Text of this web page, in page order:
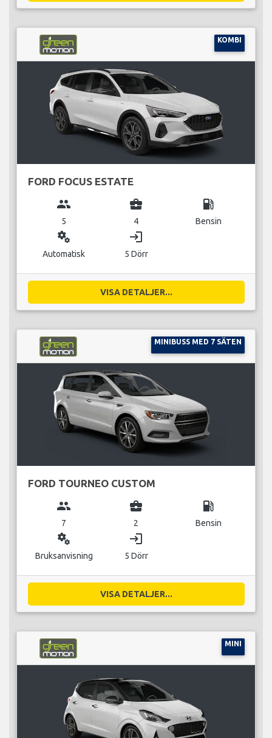
KOMBI
FORD FOCUS ESTATE
group
5
business_center
4
local_gas_station
Bensin
miscellaneous_services
Automatisk
login
5 Dörr
VISA DETALJER...
MINIBUSS MED 7 SÄTEN
FORD TOURNEO CUSTOM
group
7
business_center
2
local_gas_station
Bensin
miscellaneous_services
Bruksanvisning
login
5 Dörr
VISA DETALJER...
MINI